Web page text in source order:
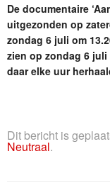
De documentaire
uitgezonden op
zondag 6 juli om
zien op zondag 6
daar elke uur
Dit bericht is
Neutraal.